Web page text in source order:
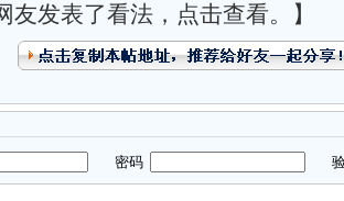
友发表了看法，点击查看。】
密码 验